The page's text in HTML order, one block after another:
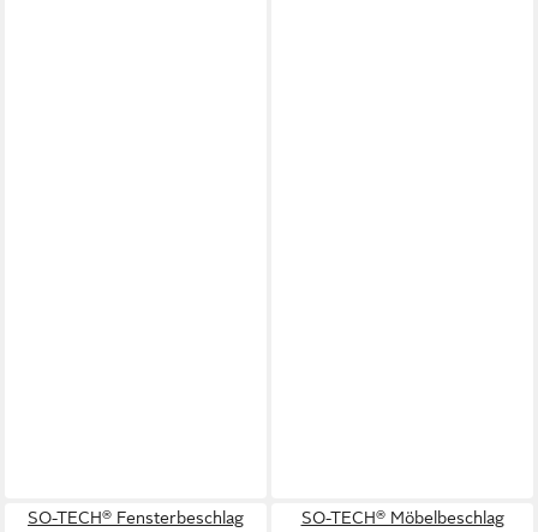
SO-TECH® Fensterbeschlag
SO-TECH® Möbelbeschlag